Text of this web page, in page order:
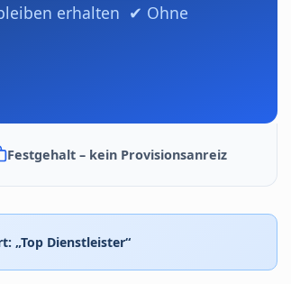
erhalten ✔ Ohne
Festgehalt – kein Provisionsanreiz
„Top Dienstleister“